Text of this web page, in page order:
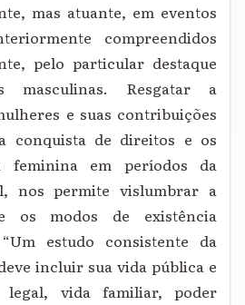
mas atuante, em eventos
compreendidos
pelo particular destaque
masculinas. Resgatar a
e suas contribuições
conquista de direitos e os
feminina em períodos da
nos permite vislumbrar a
os modos de existência
estudo consistente da
incluir sua vida pública e
legal, vida familiar, poder